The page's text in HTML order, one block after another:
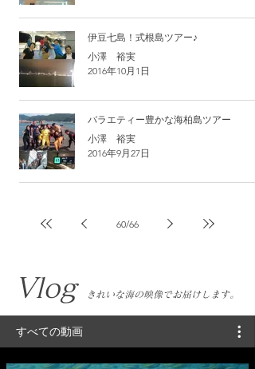
伊豆七島！式根島ツアー♪
小澤 裕実
2016年10月1日
バラエティー豊かな海柏島ツアー
小澤 裕実
2016年9月27日
60/66
​Vlog きれいな海の映像でお届けします。
すべての動画